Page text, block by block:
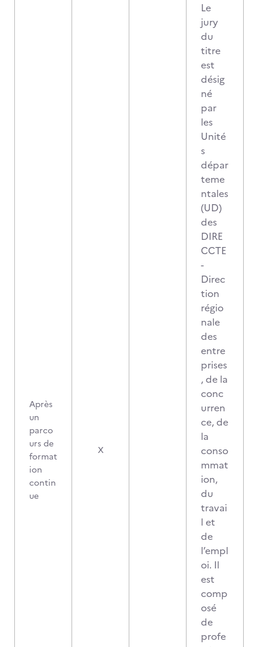
Après
un
parco
urs de
format
ion
contin
ue
X
Le
jury
du
titre
est
désig
né
par
les
Unité
s
dépar
teme
ntales
(UD)
des
DIRE
CCTE
-
Direc
tion
régio
nale
des
entre
prises
, de la
conc
urren
ce, de
la
conso
mmat
ion,
du
travai
l et
de
l’empl
oi. Il
est
comp
osé
de
profe